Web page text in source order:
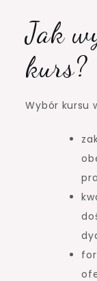
Jak
kurs?
Wybór kursu